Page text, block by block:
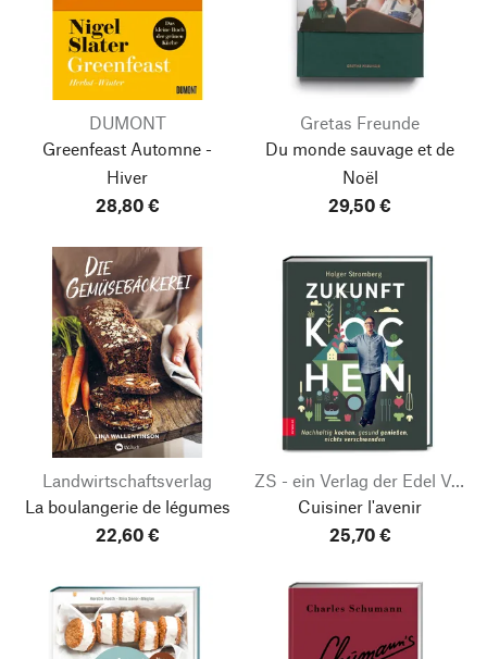
DUMONT
Greenfeast Automne -
Hiver
28,80 €
Gretas Freunde
Du monde sauvage et de
Noël
29,50 €
Landwirtschaftsverlag
La boulangerie de légumes
22,60 €
ZS - ein Verlag der Edel Verlagsgruppe
Cuisiner l'avenir
25,70 €